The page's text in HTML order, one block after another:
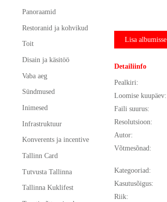
Panoraamid
Restoranid ja kohvikud
Toit
Disain ja käsitöö
Vaba aeg
Sündmused
Inimesed
Infrastruktuur
Konverents ja incentive
Tallinn Card
Tutvusta Tallinna
Tallinna Kuklifest
Lisa albumisse
Detailiinfo
Pealkiri:
Loomise kuupäev:
Faili suurus:
Resolutsioon:
Autor:
Võtmesõnad:
Kategooriad:
Kasutusõigus:
Riik: